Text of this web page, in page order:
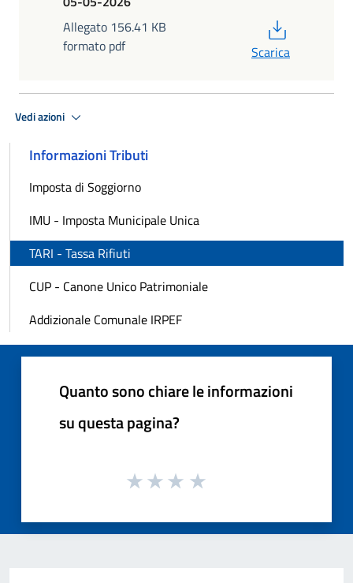
Allegato 156.41 KB
formato pdf
Scarica
Vedi azioni
Informazioni Tributi
Imposta di Soggiorno
IMU - Imposta Municipale Unica
TARI - Tassa Rifiuti
CUP - Canone Unico Patrimoniale
Addizionale Comunale IRPEF
Quanto sono chiare le informazioni
su questa pagina?